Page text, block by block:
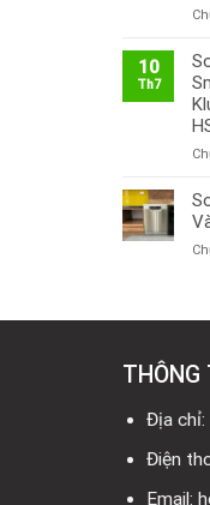
10
Th7
THÔNG
Địa chỉ:
Điện
Email: